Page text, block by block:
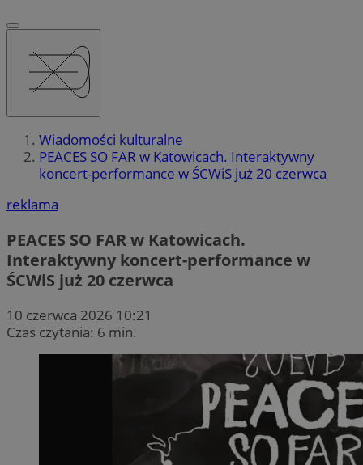
Wiadomości kulturalne
PEACES SO FAR w Katowicach. Interaktywny
koncert-performance w ŚCWiS już 20 czerwca
reklama
PEACES SO FAR w Katowicach.
Interaktywny koncert-performance w
ŚCWiS już 20 czerwca
10 czerwca 2026 10:21
Czas czytania: 6 min.